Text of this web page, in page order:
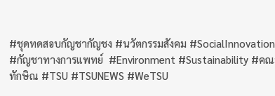
#ชุดทดสอบกัญชากัญชง #นวัตกรรมสังคม
#กัญชาทางการแพทย์ #Environment #Sustainability #ค
ทักษิณ #TSU #TSUNEWS #WeTSU